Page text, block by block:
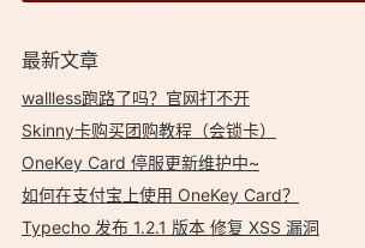
最新文章
wallless跑路了吗？官网打不开
Skinny卡购买团购教程（会锁卡）
OneKey Card 停服更新维护中~
如何在支付宝上使用 OneKey Card？
Typecho 发布 1.2.1 版本 修复 XSS 漏洞